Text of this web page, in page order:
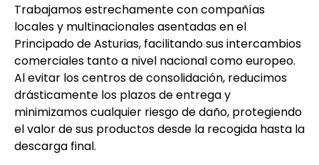
Trabajamos estrechamente con compañías
locales y multinacionales asentadas en el
Principado de Asturias, facilitando sus intercambios
comerciales tanto a nivel nacional como europeo.
Al evitar los centros de consolidación, reducimos
drásticamente los plazos de entrega y
minimizamos cualquier riesgo de daño, protegiendo
el valor de sus productos desde la recogida hasta la
descarga final.